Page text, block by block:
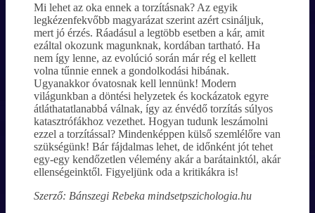
Mi lehet az oka ennek a torzításnak? Az egyik
legkézenfekvőbb magyarázat szerint azért csináljuk,
mert jó érzés. Ráadásul a legtöbb esetben a kár, amit
ezáltal okozunk magunknak, kordában tartható. Ha
nem így lenne, az evolúció során már rég el kellett
volna tűnnie ennek a gondolkodási hibának.
Ugyanakkor óvatosnak kell lennünk! Modern
világunkban a döntési helyzetek és kockázatok egyre
átláthatatlanabbá válnak, így az énvédő torzítás súlyos
katasztrófákhoz vezethet. Hogyan tudunk leszámolni
ezzel a torzítással? Mindenképpen külső szemlélőre van
szükségünk! Bár fájdalmas lehet, de időnként jót tehet
egy-egy kendőzetlen vélemény akár a barátainktól, akár
ellenségeinktől. Figyeljünk oda a kritikákra is!
Szerző: Bánszegi Rebeka mindsetpszichologia.hu